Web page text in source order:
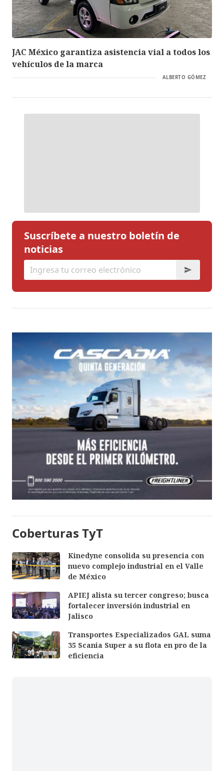
JAC México garantiza asistencia vial a todos los
vehículos de la marca
ALBERTO GÓMEZ
Suscríbete a nuestro boletín de
noticias
Coberturas TyT
Kinedyne consolida su presencia con
nuevo complejo industrial en el Valle
de México
APIEJ alista su tercer congreso; busca
fortalecer inversión industrial en
Jalisco
Transportes Especializados GAL suma
35 Scania Super a su flota en pro de la
eficiencia